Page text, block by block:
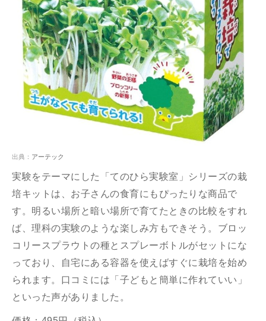
出典： アーテック
実験をテーマにした「てのひら実験室」シリーズの栽
培キットは、お子さんの食育にもぴったりな商品で
す。明るい場所と暗い場所で育てたときの比較をすれ
ば、理科の実験のような楽しみ方もできそう。ブロッ
コリースプラウトの種とスプレーボトルがセットにな
っており、自宅にある容器を使えばすぐに栽培を始め
られます。口コミには「子どもと簡単に作れていい」
といった声がありました。